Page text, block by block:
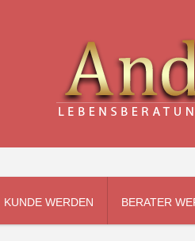
KUNDE WERDEN BERATER